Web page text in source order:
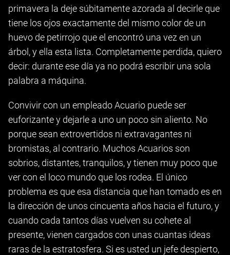
primavera la deje súbitamente azorada al decirle que
tiene los ojos exactamente del mismo color de un
huevo de petirrojo que el encontró una vez en un
árbol, y ella esta lista. Completamente perdida, quiero
decir: durante ese día ya no podrá escribir una sola
palabra a máquina.
Convivir con un empleado Acuario puede ser
euforizante y dejarle a uno un poco sin aliento. No
porque sean extrovertidos ni extravagantes ni
bromistas, al contrario. Muchos Acuarios son
sobrios, distantes, tranquilos, y tienen muy poco que
ver con el loco mundo que los rodea. El único
problema es que esa distancia que han tomado es en
la dirección de unos cincuenta años hacia el futuro, y
cuando cada tantos días vuelven su cohete al
presente, vienen cargados con unas cuantas ideas
raras de la estratosfera. Si es usted un jefe despierto,